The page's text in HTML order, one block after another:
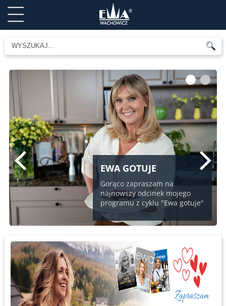
EWA GOTUJE
Gorąco zapraszam na
najnowszy odcinek mojego
programu z cyklu "Ewa gotuje"
1 2